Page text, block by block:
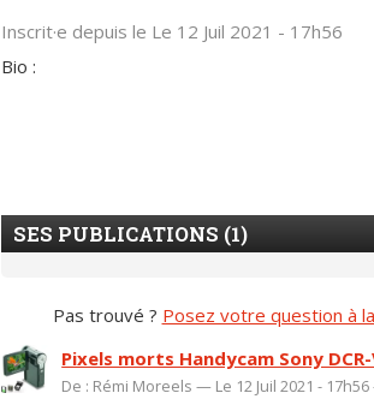
Inscrit·e depuis le Le 12 Juil 2021 - 17h56
Bio :
SES PUBLICATIONS (1)
Pas trouvé ? Posez votre question à
Pixels morts Handycam Sony DCR-
De : Rémi Moreels — Le 12 Juil 2021 -